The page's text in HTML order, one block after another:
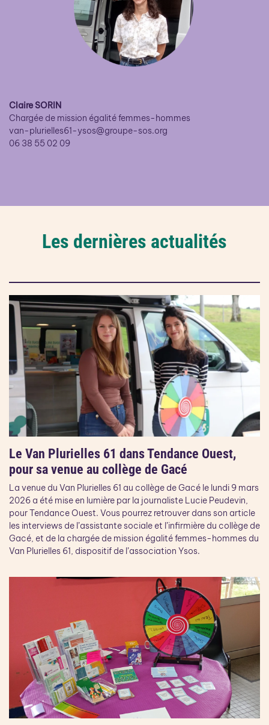
Claire SORIN
Chargée de mission égalité femmes-hommes
van-plurielles61-ysos@groupe-sos.org
06 38 55 02 09
Les dernières actualités
Le Van Plurielles 61 dans Tendance Ouest,
pour sa venue au collège de Gacé
La venue du Van Plurielles 61 au collège de Gacé le lundi 9 mars
2026 a été mise en lumière par la journaliste Lucie Peudevin,
pour Tendance Ouest. Vous pourrez retrouver dans son article
les interviews de l’assistante sociale et l’infirmière du collège de
Gacé, et de la chargée de mission égalité femmes-hommes du
Van Plurielles 61, dispositif de l’association Ysos.